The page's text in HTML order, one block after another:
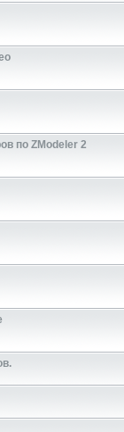
по ZModeler 2